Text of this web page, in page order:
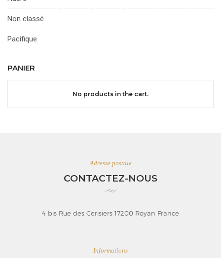
Non classé
Pacifique
PANIER
No products in the cart.
Adresse postale
CONTACTEZ-NOUS
4 bis Rue des Cerisiers 17200 Royan France
Informations